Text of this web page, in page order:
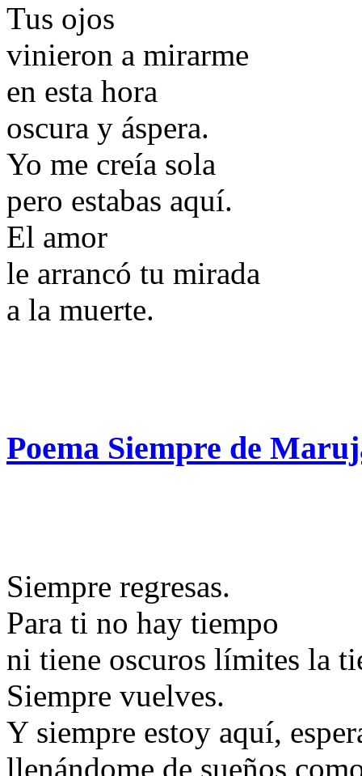
Tus ojos
vinieron a mirarme
en esta hora
oscura y áspera.
Yo me creía sola
pero estabas aquí.
El amor
le arrancó tu mirada
a la muerte.
Poema Siempre de
Siempre regresas.
Para ti no hay tiempo
ni tiene oscuros límites la
Siempre vuelves.
Y siempre estoy aquí,
llenándome de sueños